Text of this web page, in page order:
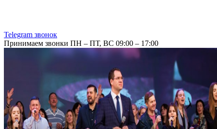
Telegram звонок
Принимаем звонки ПН – ПТ, ВС 09:00 – 17:00